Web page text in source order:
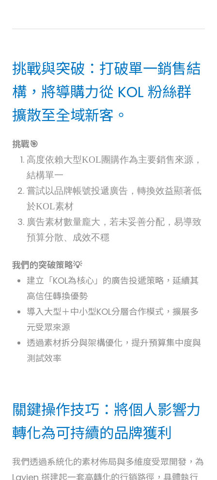
挑戰與突破：打破單一銷售結
構，將導購力從 KOL 粉絲群
擴散至全域新客。
挑戰🎯
高度依賴大型KOL團購作為主要銷售來源，
結構單一
嘗試以品牌帳號投遞廣告，轉換效益顯著低
於KOL素材
廣告素材數量龐大，若未妥善分配，易導致
預算分散、成效不穩
我們的突破策略💡
建立「KOL為核心」的廣告投遞策略，延續其
高信任轉換優勢
導入大型＋中小型KOL分層合作模式，擴展多
元受眾來源
透過素材拆分與架構優化，提升預算集中度與
測試效率
關鍵操作技巧：將個人影響力
轉化為可持續的品牌獲利
我們透過系統化的素材佈局與多維度受眾開發，為
Lavien 搭建起一套高轉化的行銷路徑，具體執行